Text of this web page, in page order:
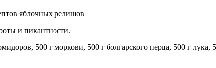
и пикантности.
500 г моркови, 500 г болгарского перца, 500 г лука,